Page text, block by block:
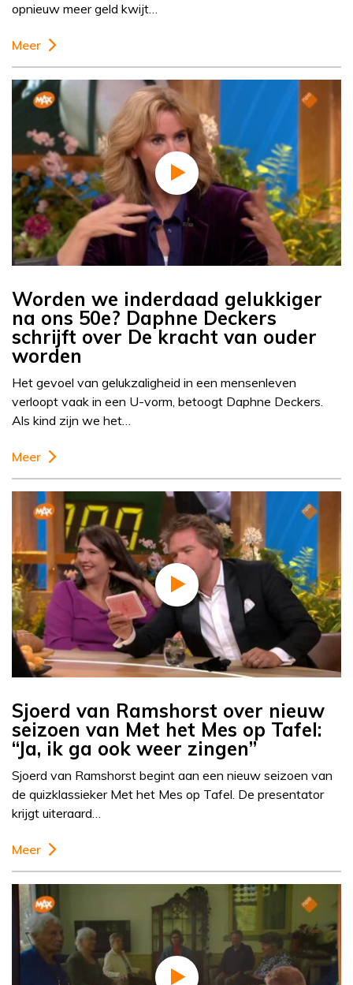
opnieuw meer geld kwijt…
Meer
Worden we inderdaad gelukkiger
na ons 50e? Daphne Deckers
schrijft over De kracht van ouder
worden
Het gevoel van gelukzaligheid in een mensenleven
verloopt vaak in een U-vorm, betoogt Daphne Deckers.
Als kind zijn we het…
Meer
Sjoerd van Ramshorst over nieuw
seizoen van Met het Mes op Tafel:
“Ja, ik ga ook weer zingen”
Sjoerd van Ramshorst begint aan een nieuw seizoen van
de quizklassieker Met het Mes op Tafel. De presentator
krijgt uiteraard…
Meer